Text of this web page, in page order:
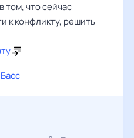
том, что сейчас
к конфликту, решить